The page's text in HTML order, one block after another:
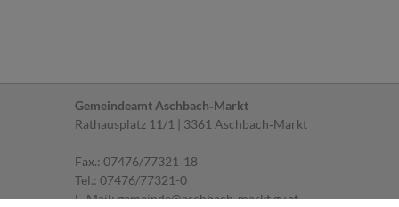
Gemeindeamt Aschbach‐Markt
Rathausplatz 11/1 | 3361 Aschbach‐Markt
Fax.: 07476/77321‐18
Tel.: 07476/77321-0
E‐Mail:gemeinde@aschbach-markt.gv.at